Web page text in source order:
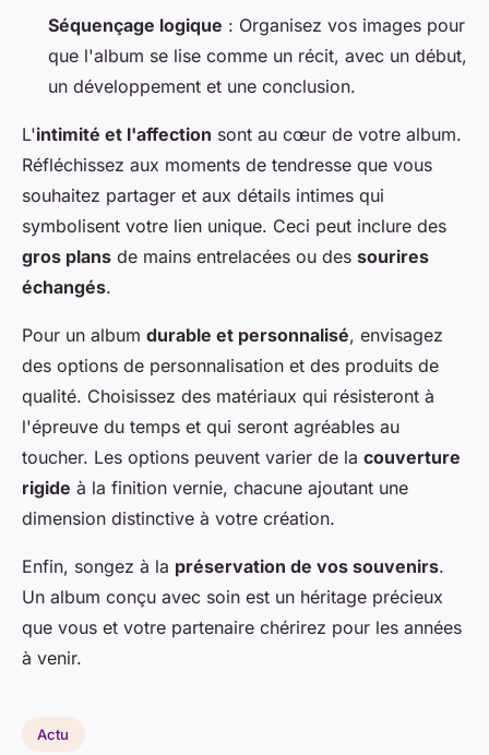
Séquençage logique : Organisez vos images pour
que l'album se lise comme un récit, avec un début,
un développement et une conclusion.
L'intimité et l'affection sont au cœur de votre album.
Réfléchissez aux moments de tendresse que vous
souhaitez partager et aux détails intimes qui
symbolisent votre lien unique. Ceci peut inclure des
gros plans de mains entrelacées ou des sourires
échangés.
Pour un album durable et personnalisé, envisagez
des options de personnalisation et des produits de
qualité. Choisissez des matériaux qui résisteront à
l'épreuve du temps et qui seront agréables au
toucher. Les options peuvent varier de la couverture
rigide à la finition vernie, chacune ajoutant une
dimension distinctive à votre création.
Enfin, songez à la préservation de vos souvenirs.
Un album conçu avec soin est un héritage précieux
que vous et votre partenaire chérirez pour les années
à venir.
Actu